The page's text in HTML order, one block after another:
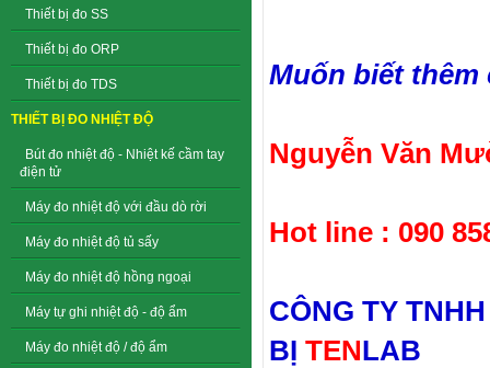
Thiết bị đo SS
Thiết bị đo ORP
Thiết bị đo TDS
THIẾT BỊ ĐO NHIỆT ĐỘ
Bút đo nhiệt độ - Nhiệt kế cầm tay
điện tử
Máy đo nhiệt độ với đầu dò rời
Máy đo nhiệt độ tủ sấy
Máy đo nhiệt độ hồng ngoại
Máy tự ghi nhiệt độ - độ ẩm
Máy đo nhiệt độ / độ ẩm
Muốn biết
Nguyễn Văn
Hot line : 090
CÔNG TY
BỊ TENLAB